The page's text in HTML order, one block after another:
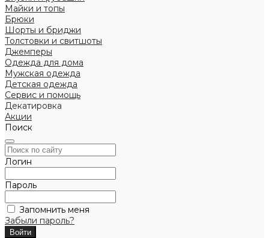
Майки и топы
Брюки
Шорты и бриджи
Толстовки и свитшоты
Джемперы
Одежда для дома
Мужская одежда
Детская одежда
Сервис и помощь
Декатировка
Акции
Поиск
Логин
Пароль
Запомнить меня
Забыли пароль?